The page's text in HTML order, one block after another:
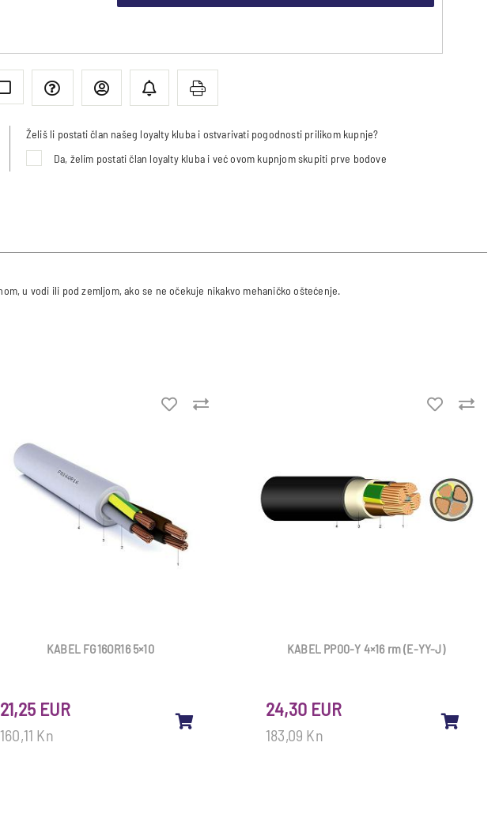
Želiš li postati član našeg loyalty kluba i ostvarivati pogodnosti prilikom kupnje?
Da, želim postati član loyalty kluba i već ovom kupnjom skupiti prve bodove
KABEL FG16OR16 5×10
160,11 Kn
21,25 EUR
KABEL PP00-Y 4×16 rm (E-YY-J)
183,09 Kn
24,30 EUR